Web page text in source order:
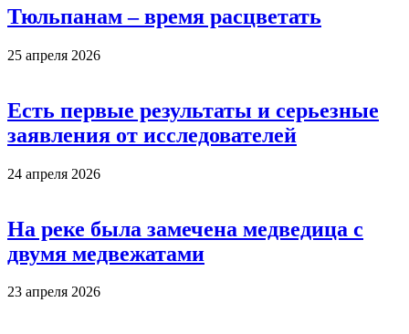
Тюльпанам – время расцветать
25 апреля 2026
Есть первые результаты и серьезные
заявления от исследователей
24 апреля 2026
На реке была замечена медведица с
двумя медвежатами
23 апреля 2026